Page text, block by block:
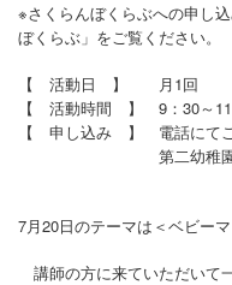
※さくらんぼくらぶへの申し
ぼくらぶ」をご覧ください。
【 活動日 】 月1回
【 活動時間 】 9：30～
【 申し込み 】 電話にてご
第二幼稚園
7月20日のテーマは＜ベビーマ
講師の方に来ていただいて